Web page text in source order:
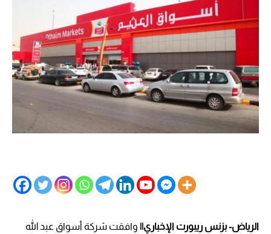
الرياض- بزنس ريبورت الإخباري|| وافقت شركة أسواق عبد الله